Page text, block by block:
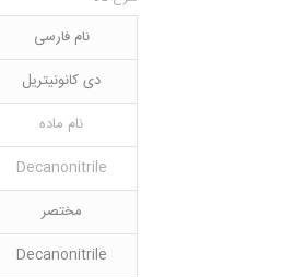
نام فارسی
دی کانونیتریل
نام ماده
Decanonitrile
مختصر
Decanonitrile